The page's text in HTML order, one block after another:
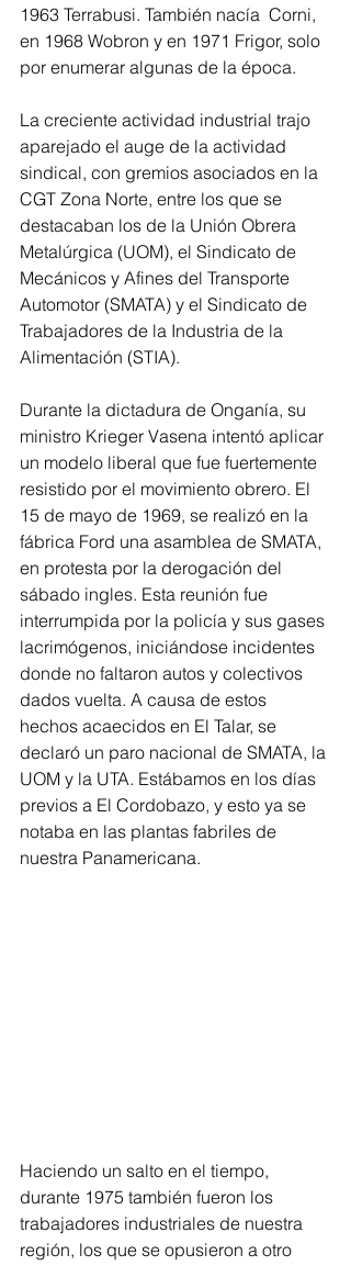
1963 Terrabusi. También nacía  Corni,
en 1968 Wobron y en 1971 Frigor, solo
por enumerar algunas de la época.
La creciente actividad industrial trajo
aparejado el auge de la actividad
sindical, con gremios asociados en la
CGT Zona Norte, entre los que se
destacaban los de la Unión Obrera
Metalúrgica (UOM), el Sindicato de
Mecánicos y Afines del Transporte
Automotor (SMATA) y el Sindicato de
Trabajadores de la Industria de la
Alimentación (STIA).
Durante la dictadura de Onganía, su
ministro Krieger Vasena intentó aplicar
un modelo liberal que fue fuertemente
resistido por el movimiento obrero. El
15 de mayo de 1969, se realizó en la
fábrica Ford una asamblea de SMATA,
en protesta por la derogación del
sábado ingles. Esta reunión fue
interrumpida por la policía y sus gases
lacrimógenos, iniciándose incidentes
donde no faltaron autos y colectivos
dados vuelta. A causa de estos
hechos acaecidos en El Talar, se
declaró un paro nacional de SMATA, la
UOM y la UTA. Estábamos en los días
previos a El Cordobazo, y esto ya se
notaba en las plantas fabriles de
nuestra Panamericana.
Haciendo un salto en el tiempo,
durante 1975 también fueron los
trabajadores industriales de nuestra
región, los que se opusieron a otro